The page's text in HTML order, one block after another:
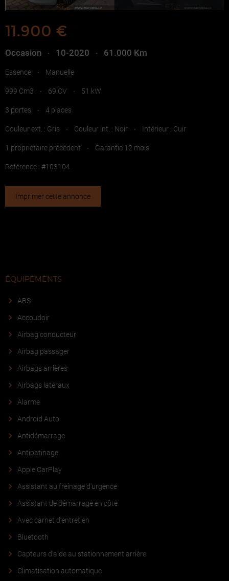
11.900 €
Occasion • 10-2020 • 61.000 Km
Essence • Manuelle
999 Cm3 • 69 CV • 51 kW
3 portes • 4 places
Couleur ext. : Gris • Couleur int. : Noir • Intérieur : Cuir
1 propriétaire précédent • Garantie 12 mois
Référence : #103104
Imprimer cette annonce
ÉQUIPEMENTS
ABS
Accoudoir
Airbag conducteur
Airbag passager
Airbags arrières
Airbags latéraux
Alarme
Android Auto
Antidémarrage
Antipatinage
Apple CarPlay
Assistant au freinage d'urgence
Assistant de démarrage en côte
Avec carnet d'entretien
Bluetooth
Capteurs d'aide au stationnement arrière
Climatisation automatique